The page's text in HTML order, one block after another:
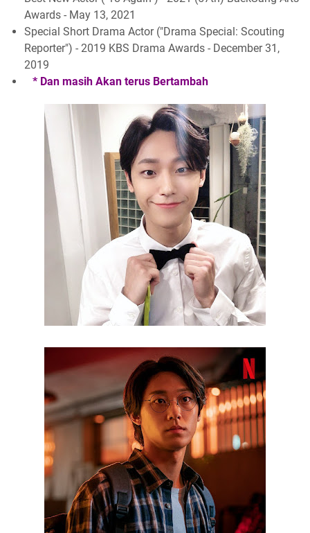
Awards - May 13, 2021
Special Short Drama Actor ("Drama Special: Scouting
Reporter") - 2019 KBS Drama Awards - December 31,
2019
* Dan masih Akan terus Bertambah